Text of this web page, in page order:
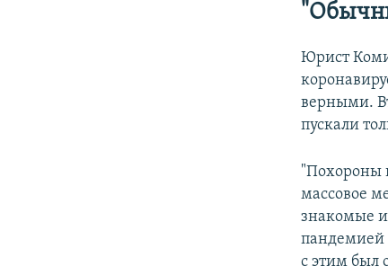
Юрист
верными.
пускали
"Похороны
массовое
знакомые и
пандемией
с этим был